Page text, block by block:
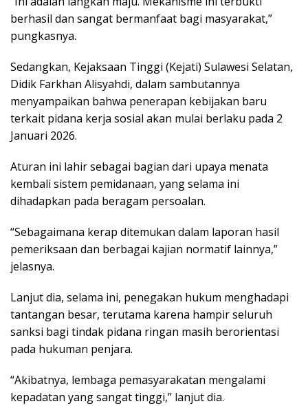
berhasil dan sangat bermanfaat bagi masyarakat,”
pungkasnya.
Sedangkan, Kejaksaan Tinggi (Kejati) Sulawesi Selatan,
Didik Farkhan Alisyahdi, dalam sambutannya
menyampaikan bahwa penerapan kebijakan baru
terkait pidana kerja sosial akan mulai berlaku pada 2
Januari 2026.
Aturan ini lahir sebagai bagian dari upaya menata
kembali sistem pemidanaan, yang selama ini
dihadapkan pada beragam persoalan.
“Sebagaimana kerap ditemukan dalam laporan hasil
pemeriksaan dan berbagai kajian normatif lainnya,”
jelasnya.
Lanjut dia, selama ini, penegakan hukum menghadapi
tantangan besar, terutama karena hampir seluruh
sanksi bagi tindak pidana ringan masih berorientasi
pada hukuman penjara.
“Akibatnya, lembaga pemasyarakatan mengalami
kepadatan yang sangat tinggi,” lanjut dia.